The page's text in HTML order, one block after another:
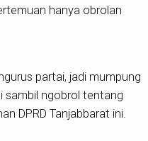
hanya obrolan
partai, jadi mumpung
sambil ngobrol tentang
DPRD Tanjabbarat ini.